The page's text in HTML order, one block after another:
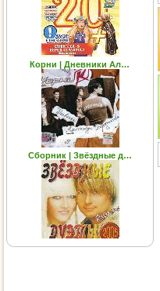
Корни | Дневники Ал…
Сборник | Звёздные д…